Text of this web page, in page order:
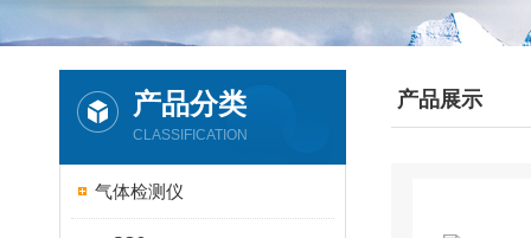
产品分类
CLASSIFICATION
气体检测仪
产品展示